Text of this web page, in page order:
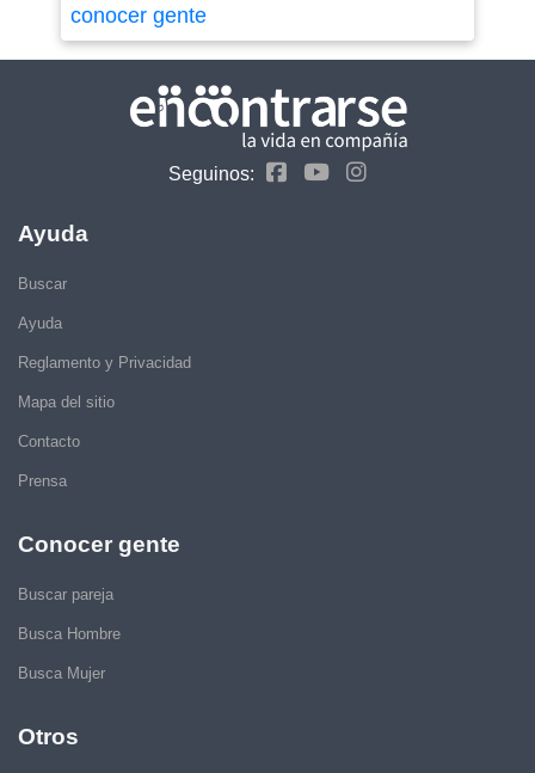
conocer gente
Seguinos:
Ayuda
Buscar
Ayuda
Reglamento y Privacidad
Mapa del sitio
Contacto
Prensa
Conocer gente
Buscar pareja
Busca Hombre
Busca Mujer
Otros